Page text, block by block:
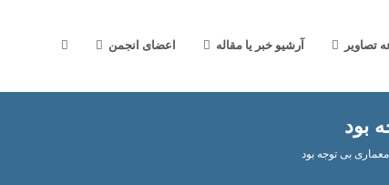
تصاویر آرشیو خبر یا مقاله اعضای انجمن جستجوی
بود
بی توجه بود